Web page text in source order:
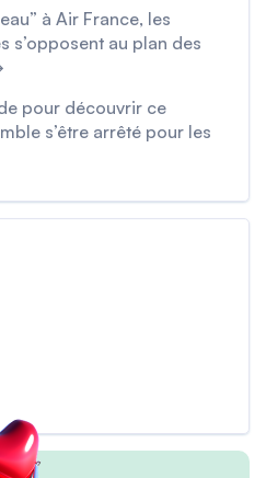
à Air France, les
s’opposent au plan des
pour découvrir ce
s’être arrêté pour les